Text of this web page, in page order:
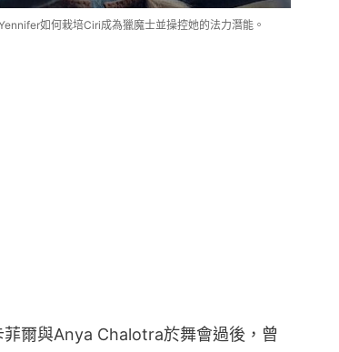
如何栽培Ciri成為獵魔士並操控她的法力潛能。
爾與Anya Chalotra於舞會過後，曾